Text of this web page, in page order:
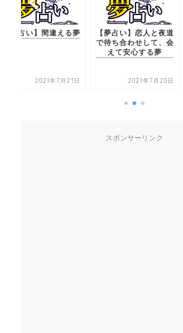
【夢占い】恋人と夜道
で待ち合わせして、会
2021年7月20日
【夢占い】茎のつい
わかめの夢
2021年7月
スポンサーリンク